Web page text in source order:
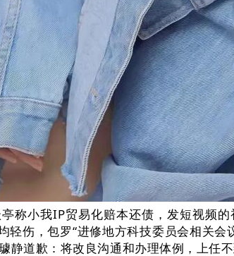
称小我IP贸易化赔本还债，发短视频
伤，包罗“进修地方科技委员会相关
道歉：将改良沟通和办理体例，上任不